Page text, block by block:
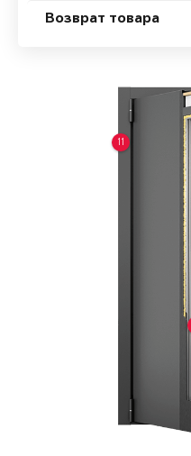
Возврат товара
11